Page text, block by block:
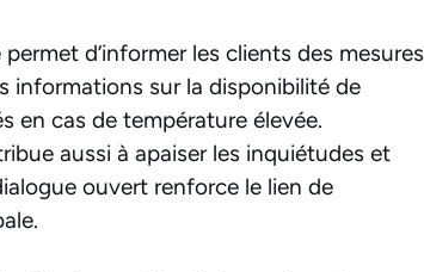
d’informer les clients des mesures
informations sur la disponibilité de
en cas de température élevée.
aussi à apaiser les inquiétudes et
ouvert renforce le lien de